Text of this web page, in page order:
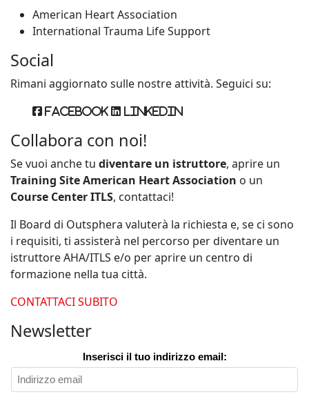
American Heart Association
International Trauma Life Support
Social
Rimani aggiornato sulle nostre attività. Seguici su:
Facebook Linkedin
Collabora con noi!
Se vuoi anche tu diventare un istruttore, aprire un
Training Site American Heart Association o un
Course Center ITLS, contattaci!
Il Board di Outsphera valuterà la richiesta e, se ci sono
i requisiti, ti assisterà nel percorso per diventare un
istruttore AHA/ITLS e/o per aprire un centro di
formazione nella tua città.
CONTATTACI SUBITO
Newsletter
Inserisci il tuo indirizzo email: